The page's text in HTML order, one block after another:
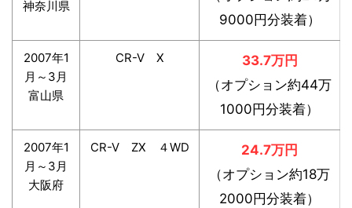
神奈川県
9000円分装着）
2007年1
月～3月
富山県
CR-V X
33.7万円
（オプション約44万
1000円分装着）
2007年1
月～3月
大阪府
CR-V ZX ４WD
24.7万円
（オプション約18万
2000円分装着）